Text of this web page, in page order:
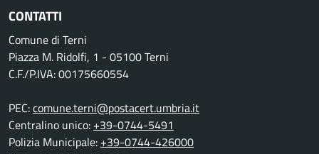
CONTATTI
Comune di Terni
Piazza M. Ridolfi, 1 - 05100 Terni
C.F./P.IVA: 00175660554
PEC:comune.terni@postacert.umbria.it
Centralino unico: +39-0744-5491
Polizia Municipale: +39-0744-426000